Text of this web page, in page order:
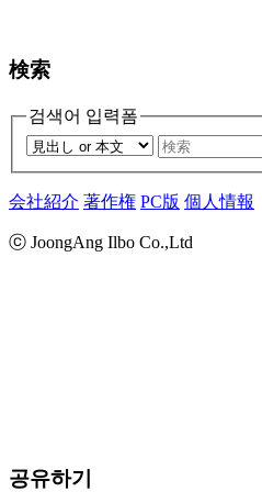
検索
검색어 입력폼
会社紹介 著作権 PC版 個人情報
ⓒ JoongAng Ilbo Co.,Ltd
공유하기